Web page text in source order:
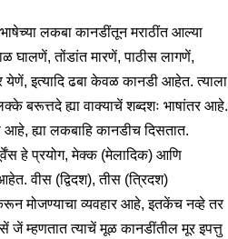
लकबा कानडींतून मराठींत आल्या
घालणें, तोंडांत मारणें, पाठीस लागणें,
इत्यादि ढबा केवळ कानडी आहेत. त्याला
बरूत्तदे ह्या वाक्याचें शब्दशः भाषांतर आहे.
ह्या लकबाहि कानडीच दिसतात.
हे प्रयोग, मेक्क (मेलादिक) आणि
वीस (द्विदश), तीस (त्रिदश)
मोजण्याचा व्यवहार आहे, इतकेंच नव्हे तर
जें म्हणतात त्याचें मूळ कानडींतील मूर इपत्तु